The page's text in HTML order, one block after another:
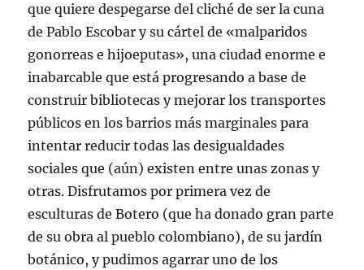
que quiere despegarse del cliché de ser la cuna
de Pablo Escobar y su cártel de «malparidos
gonorreas e hijoeputas», una ciudad enorme e
inabarcable que está progresando a base de
construir bibliotecas y mejorar los transportes
públicos en los barrios más marginales para
intentar reducir todas las desigualdades
sociales que (aún) existen entre unas zonas y
otras. Disfrutamos por primera vez de
esculturas de Botero (que ha donado gran parte
de su obra al pueblo colombiano), de su jardín
botánico, y pudimos agarrar uno de los